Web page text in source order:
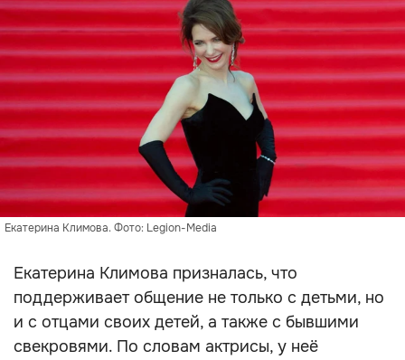
Екатерина Климова. Фото: Legion-Media
Екатерина Климова призналась, что
поддерживает общение не только с детьми, но
и с отцами своих детей, а также с бывшими
свекровями. По словам актрисы, у неё